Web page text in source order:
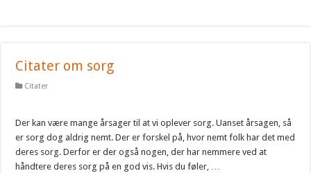
Citater om sorg
Citater
Der kan være mange årsager til at vi oplever sorg. Uanset årsagen, så
er sorg dog aldrig nemt. Der er forskel på, hvor nemt folk har det med
deres sorg. Derfor er der også nogen, der har nemmere ved at
håndtere deres sorg på en god vis. Hvis du føler, …